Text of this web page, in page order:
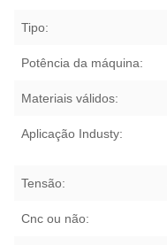
Tipo:
Potência da máquina:
Materiais válidos:
Aplicação Industy:
Tensão:
Cnc ou não: